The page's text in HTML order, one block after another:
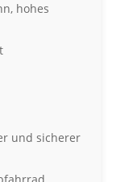
hohes
und sicherer